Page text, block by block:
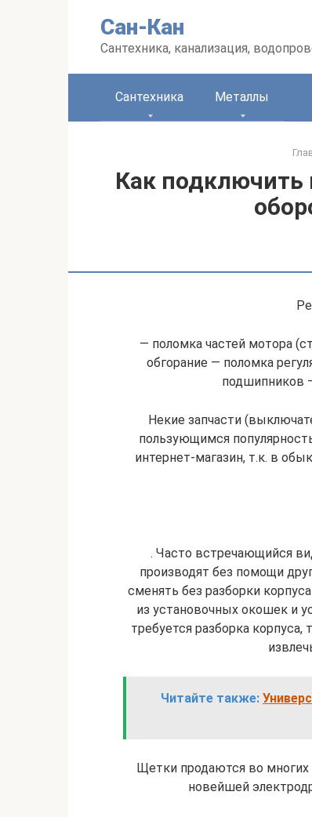
Сан-Кан
Сантехника, канализация,
Сантехника Металлы
Как подключить
— поломка частей мотора
обгорание — поломка
подшипников
Некие запчасти
пользующимся
интернет-магазин, т.к. в
. Часто встречающийся
производят без помощи
сменять без разборки
из установочных окошек и
требуется разборка
Читайте также:
Щетки продаются во многих
новейшей